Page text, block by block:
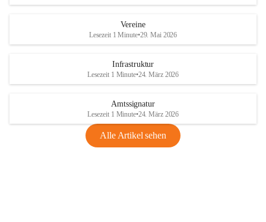
Vereine
Lesezeit 1 Minute•29. Mai 2026
Infrastruktur
Lesezeit 1 Minute•24. März 2026
Amtssignatur
Lesezeit 1 Minute•24. März 2026
Alle Artikel sehen